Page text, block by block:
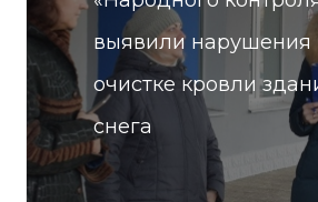
выявили нарушения
очистке кровли
снега